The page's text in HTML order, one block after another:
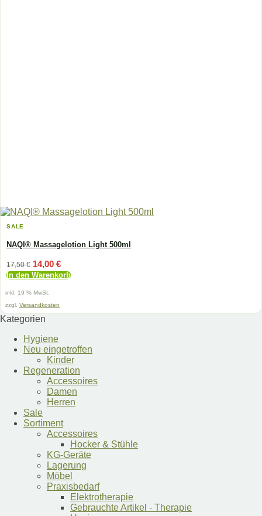
SALE
NAQI® Massagelotion Light 500ml
17,50€ Ursprünglicher
Preis
war:
17,50 €
14,00 €Aktueller
Preis
ist:
In den Warenkorb
inkl. 19 % MwSt.
zzgl. Versandkosten
Kategorien
Hygiene
Neu eingetroffen
Kinder
Regeneration
Accessoires
Damen
Herren
Sale
Sortiment
Accessoires
Hocker & Stühle
KG-Geräte
Lagerung
Möbel
Praxisbedarf
Elektrotherapie
Gebrauchte Artikel - Therapie